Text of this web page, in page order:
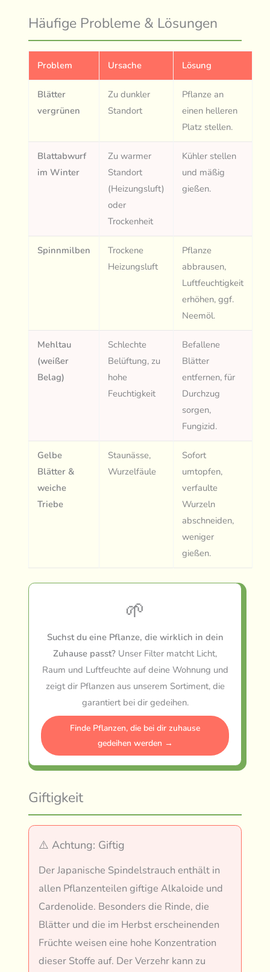
Häufige Probleme & Lösungen
Problem Ursache Lösung
Blätter
vergrünen
Zu dunkler
Standort
Pflanze an
einen helleren
Platz stellen.
Blattabwurf
im Winter
Zu warmer
Standort
(Heizungsluft)
oder
Trockenheit
Kühler stellen
und mäßig
gießen.
Spinnmilben
Trockene
Heizungsluft
Pflanze
abbrausen,
Luftfeuchtigkeit
erhöhen, ggf.
Neemöl.
Mehltau
(weißer
Belag)
Schlechte
Belüftung, zu
hohe
Feuchtigkeit
Befallene
Blätter
entfernen, für
Durchzug
sorgen,
Fungizid.
Gelbe
Blätter &
weiche
Triebe
Staunässe,
Wurzelfäule
Sofort
umtopfen,
verfaulte
Wurzeln
abschneiden,
weniger
gießen.
🌱
Suchst du eine Pflanze, die wirklich in dein
Zuhause passt? Unser Filter matcht Licht,
Raum und Luftfeuchte auf deine Wohnung und
zeigt dir Pflanzen aus unserem Sortiment, die
garantiert bei dir gedeihen.
Finde Pflanzen, die bei dir zuhause
gedeihen werden →
Giftigkeit
⚠️ Achtung: Giftig
Der Japanische Spindelstrauch enthält in
allen Pflanzenteilen giftige Alkaloide und
Cardenolide. Besonders die Rinde, die
Blätter und die im Herbst erscheinenden
Früchte weisen eine hohe Konzentration
dieser Stoffe auf. Der Verzehr kann zu